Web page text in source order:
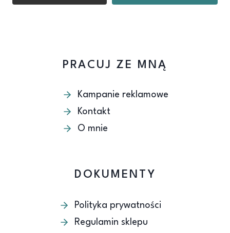
PRACUJ ZE MNĄ
Kampanie reklamowe
Kontakt
O mnie
DOKUMENTY
Polityka prywatności
Regulamin sklepu